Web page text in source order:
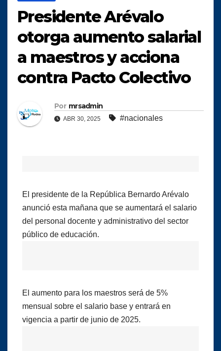
Presidente Arévalo
otorga aumento salarial
a maestros y acciona
contra Pacto Colectivo
Por mrsadmin
ABR 30, 2025 #nacionales
El presidente de la República Bernardo Arévalo
anunció esta mañana que se aumentará el salario
del personal docente y administrativo del sector
público de educación.
El aumento para los maestros será de 5%
mensual sobre el salario base y entrará en
vigencia a partir de junio de 2025.